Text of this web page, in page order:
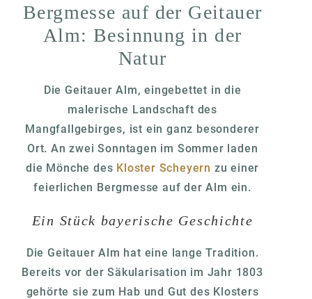
Bergmesse auf der Geitauer
Alm: Besinnung in der
Natur
Die Geitauer Alm, eingebettet in die
malerische Landschaft des
Mangfallgebirges, ist ein ganz besonderer
Ort. An zwei Sonntagen im Sommer laden
die Mönche des Kloster Scheyern zu einer
feierlichen Bergmesse auf der Alm ein.
Ein Stück bayerische Geschichte
Die Geitauer Alm hat eine lange Tradition.
Bereits vor der Säkularisation im Jahr 1803
gehörte sie zum Hab und Gut des Klosters